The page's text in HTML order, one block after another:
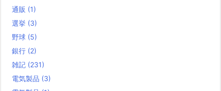
通販 (1)
選挙 (3)
野球 (5)
銀行 (2)
雑記 (231)
電気製品 (3)